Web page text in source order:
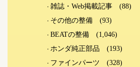
雑誌・Web掲載記事
(88)
その他の整備
(93)
BEATの整備
(1,046)
ホンダ純正部品
(193)
ファインパーツ
(328)